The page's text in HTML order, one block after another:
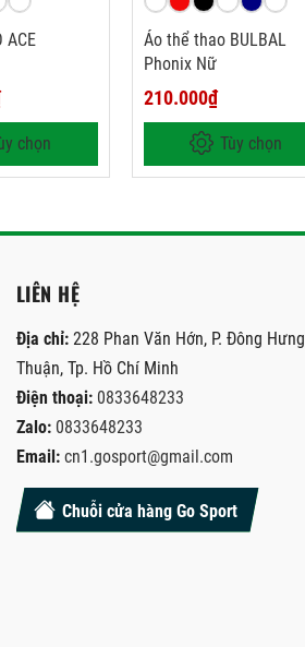
ACE
chọn
Áo thể thao BULBAL
Phonix Nữ
210.000₫
Tùy chọn
LIÊN HỆ
Địa chỉ: 228 Phan Văn Hớn, P. Đông Hưng
Thuận, Tp. Hồ Chí Minh
Điện thoại: 0833648233
Zalo: 0833648233
Email: cn1.gosport@gmail.com
Chuỗi cửa hàng Go Sport